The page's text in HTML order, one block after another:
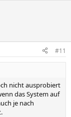
#11
nicht ausprobiert
das System auf
je nach